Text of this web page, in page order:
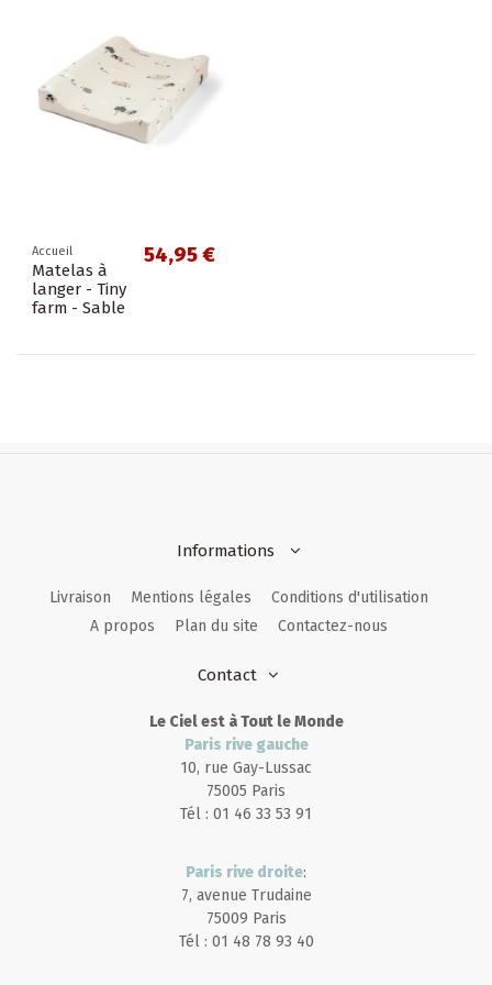
Accueil
Matelas à
langer - Tiny
farm - Sable
54,95 €
Informations
Livraison Mentions légales
Conditions d'utilisation
A propos
Plan du site Contactez-nous
Contact
Le Ciel est à Tout le Monde
Paris rive gauche
10, rue Gay-Lussac
75005 Paris
Tél : 01 46 33 53 91
Paris rive droite:
7, avenue Trudaine
75009 Paris
Tél : 01 48 78 93 40